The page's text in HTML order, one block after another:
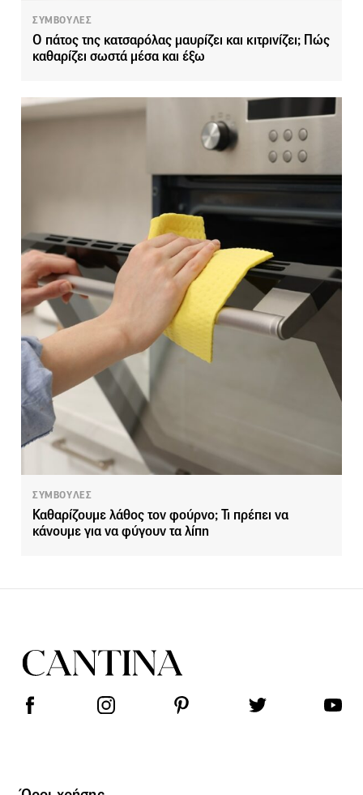
ΣΥΜΒΟΥΛΕΣ
Ο πάτος της κατσαρόλας μαυρίζει και κιτρινίζει; Πώς
καθαρίζει σωστά μέσα και έξω
ΣΥΜΒΟΥΛΕΣ
Καθαρίζουμε λάθος τον φούρνο; Τι πρέπει να
κάνουμε για να φύγουν τα λίπη